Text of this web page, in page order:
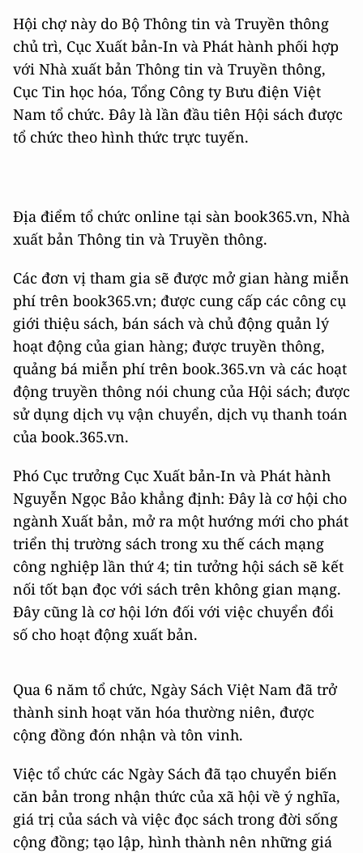
Hội chợ này do Bộ Thông tin và Truyền thông
chủ trì, Cục Xuất bản-In và Phát hành phối hợp
với Nhà xuất bản Thông tin và Truyền thông,
Cục Tin học hóa, Tổng Công ty Bưu điện Việt
Nam tổ chức. Đây là lần đầu tiên Hội sách được
tổ chức theo hình thức trực tuyến.
Địa điểm tổ chức online tại sàn book365.vn, Nhà
xuất bản Thông tin và Truyền thông.
Các đơn vị tham gia sẽ được mở gian hàng miễn
phí trên book365.vn; được cung cấp các công cụ
giới thiệu sách, bán sách và chủ động quản lý
hoạt động của gian hàng; được truyền thông,
quảng bá miễn phí trên book.365.vn và các hoạt
động truyền thông nói chung của Hội sách; được
sử dụng dịch vụ vận chuyển, dịch vụ thanh toán
của book.365.vn.
Phó Cục trưởng Cục Xuất bản-In và Phát hành
Nguyễn Ngọc Bảo khẳng định: Đây là cơ hội cho
ngành Xuất bản, mở ra một hướng mới cho phát
triển thị trường sách trong xu thế cách mạng
công nghiệp lần thứ 4; tin tưởng hội sách sẽ kết
nối tốt bạn đọc với sách trên không gian mạng.
Đây cũng là cơ hội lớn đối với việc chuyển đổi
số cho hoạt động xuất bản.
Qua 6 năm tổ chức, Ngày Sách Việt Nam đã trở
thành sinh hoạt văn hóa thường niên, được
cộng đồng đón nhận và tôn vinh.
Việc tổ chức các Ngày Sách đã tạo chuyển biến
căn bản trong nhận thức của xã hội về ý nghĩa,
giá trị của sách và việc đọc sách trong đời sống
cộng đồng; tạo lập, hình thành nên những giá